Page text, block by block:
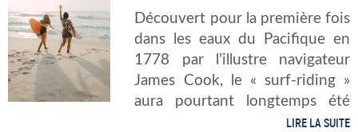
Découvert pour la première fois
dans les eaux du Pacifique en
1778 par l’illustre navigateur
James Cook, le « surf-riding »
aura pourtant longtemps été
exclusivement pratiqué sur les
LIRE LA SUITE